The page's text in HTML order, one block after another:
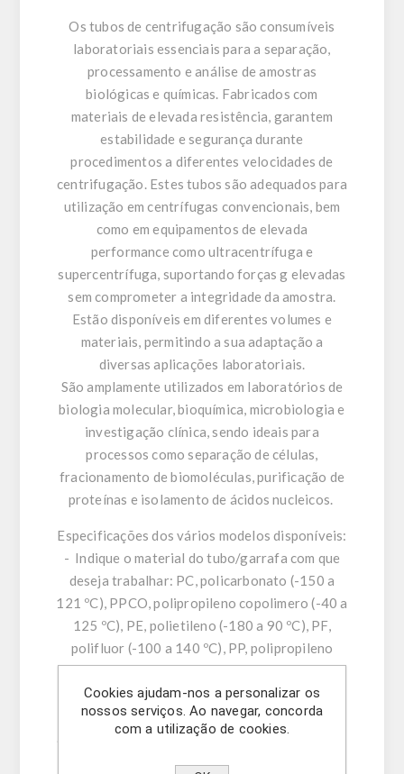
Os tubos de centrifugação são consumíveis
laboratoriais essenciais para a separação,
processamento e análise de amostras
biológicas e químicas. Fabricados com
materiais de elevada resistência, garantem
estabilidade e segurança durante
procedimentos a diferentes velocidades de
centrifugação. Estes tubos são adequados para
utilização em centrífugas convencionais, bem
como em equipamentos de elevada
performance como ultracentrífuga e
supercentrífuga, suportando forças g elevadas
sem comprometer a integridade da amostra.
Estão disponíveis em diferentes volumes e
materiais, permitindo a sua adaptação a
diversas aplicações laboratoriais.
São amplamente utilizados em laboratórios de
biologia molecular, bioquímica, microbiologia e
investigação clínica, sendo ideais para
processos como separação de células,
fracionamento de biomoléculas, purificação de
proteínas e isolamento de ácidos nucleicos.
Especificações dos vários modelos disponíveis:
- Indique o material do tubo/garrafa com que
deseja trabalhar: PC, policarbonato (-150 a
121 ºC), PPCO, polipropileno copolimero (-40 a
125 ºC), PE, polietileno (-180 a 90 ºC), PF,
polifluor (-100 a 140 ºC), PP, polipropileno
(-180 a 145 ºC) ou PA, polialómero (-40 a
125ºC).
- Indique os grupos químicos (ácidos, bases,
álcoois, esteres, etc) com os quais irá trabalhar.
Cookies ajudam-nos a personalizar os
nossos serviços. Ao navegar, concorda
com a utilização de cookies.